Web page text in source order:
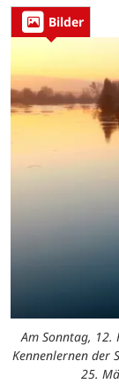
Bilder
Am Sonntag, 12.
Kennenlernen der
25.